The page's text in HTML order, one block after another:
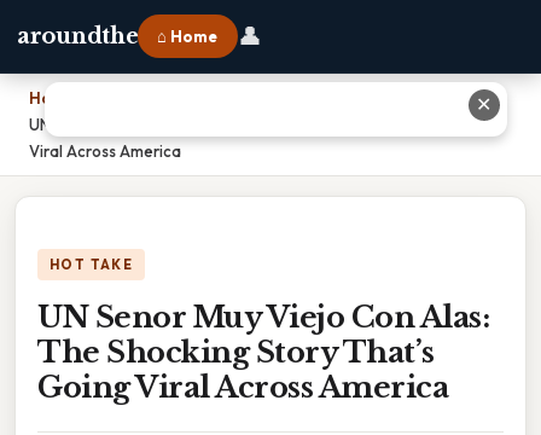
aroundthe ⌂ Home 👤
Home
UN Senor Muy Viejo Con Alas: The Shocking Story That’s Going
Viral Across America
HOT TAKE
UN Senor Muy Viejo Con Alas:
The Shocking Story That’s
Going Viral Across America
✕